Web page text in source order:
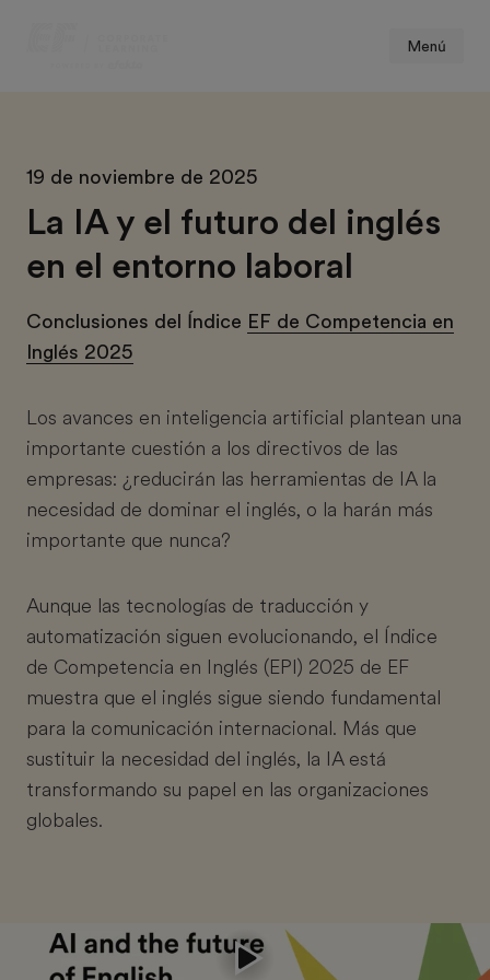
Menú
19 de noviembre de 2025
La IA y el futuro del inglés
en el entorno laboral
Conclusiones del Índice EF de Competencia en
Inglés 2025
Los avances en inteligencia artificial plantean una
importante cuestión a los directivos de las
empresas: ¿reducirán las herramientas de IA la
necesidad de dominar el inglés, o la harán más
importante que nunca?
Aunque las tecnologías de traducción y
automatización siguen evolucionando, el Índice
de Competencia en Inglés (EPI) 2025 de EF
muestra que el inglés sigue siendo fundamental
para la comunicación internacional. Más que
sustituir la necesidad del inglés, la IA está
transformando su papel en las organizaciones
globales.